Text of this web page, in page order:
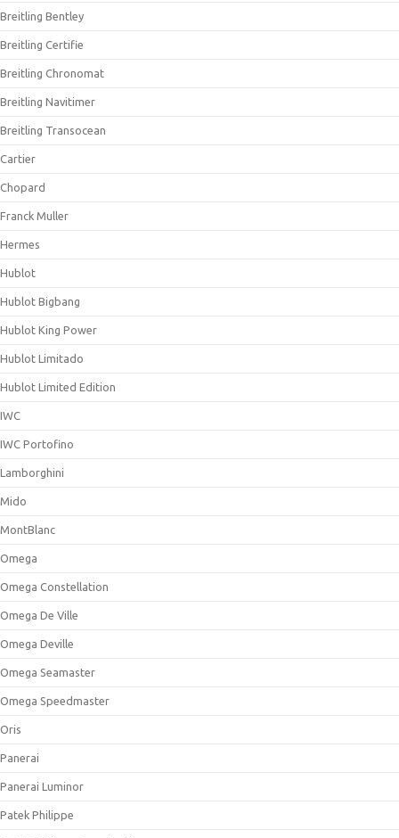
Breitling Bentley
Breitling Certifie
Breitling Chronomat
Breitling Navitimer
Breitling Transocean
Cartier
Chopard
Franck Muller
Hermes
Hublot
Hublot Bigbang
Hublot King Power
Hublot Limitado
Hublot Limited Edition
IWC
IWC Portofino
Lamborghini
Mido
MontBlanc
Omega
Omega Constellation
Omega De Ville
Omega Deville
Omega Seamaster
Omega Speedmaster
Oris
Panerai
Panerai Luminor
Patek Philippe